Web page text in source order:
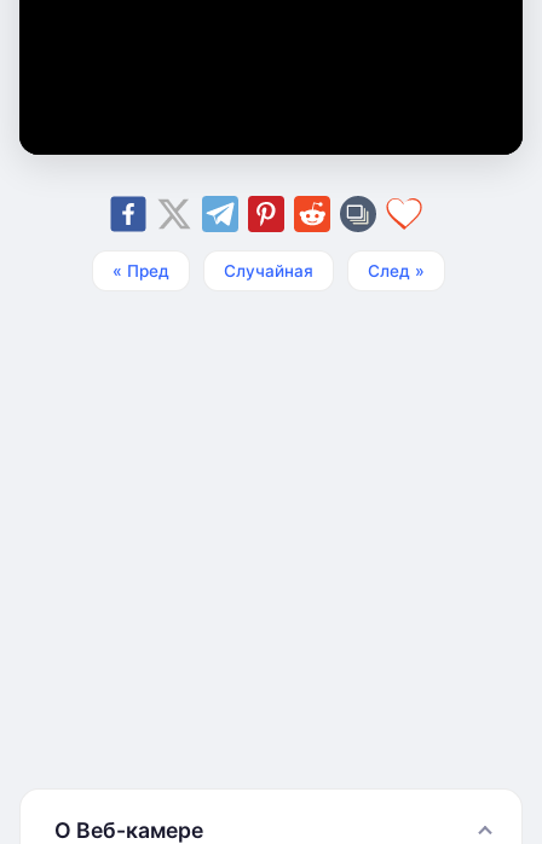
« Пред Случайная След »
О Веб-камере